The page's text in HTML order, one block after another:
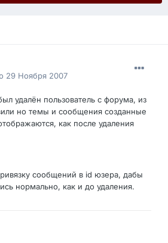
29 Ноября 2007
удалён пользователь с форума, из
но темы и сообщения созданные
как после удаления
сообщений в id юзера, дабы
нормально, как и до удаления.